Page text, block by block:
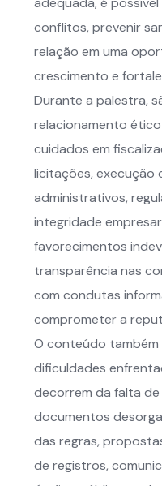
conflitos, prevenir
relação em uma
crescimento e
Durante a palestra,
relacionamento
cuidados em
licitações, execução
administrativos,
integridade
favorecimentos
transparência nas
com condutas
comprometer a
O conteúdo
dificuldades
decorrem da falta
documentos
das regras,
de registros,